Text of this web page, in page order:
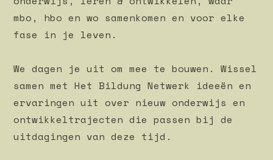
mbo, hbo en wo samenkomen en voor elke
fase in je leven.
We dagen je uit om mee te bouwen. Wissel
samen met Het Bildung Netwerk ideeën en
ervaringen uit over nieuw onderwijs en
ontwikkeltrajecten die passen bij de
uitdagingen van deze tijd.